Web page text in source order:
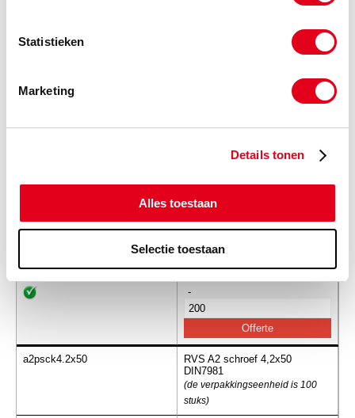
Statistieken
Marketing
Details tonen
Alles toestaan
Selectie toestaan
(de verpakkingseenheid is 200
a2psck4.2x38
RVS A2 schroef 4,2x38
(de verpakkingseenheid is 200
Stuks
-
a2psck4.2x50
RVS A2 schroef 4,2x50
DIN7981
(de verpakkingseenheid is 100
stuks)